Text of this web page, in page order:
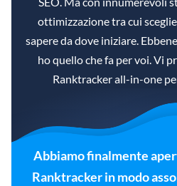
ottimizzazione tra cui
sapere da dove iniziare.
ho quello che fa per voi. Vi
Ranktracker all-in-one
Abbiamo finalmente
Ranktracker in modo